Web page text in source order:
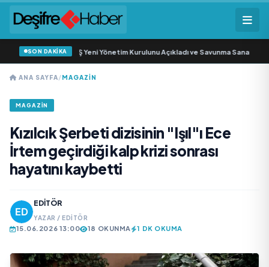
SON DAKİKA
Savunma Sanayi AŞ Yeni Yönetim Kurulunu Açıkladı ve Savunma
ANA SAYFA/MAGAZIN
MAGAZIN
Kızılcık Şerbeti dizisinin "Işıl"ı Ece
İrtem geçirdiği kalp krizi sonrası
hayatını kaybetti
EDITÖR
YAZAR / EDITÖR
15.06.2026 13:00 18 OKUNMA 1 DK OKUMA